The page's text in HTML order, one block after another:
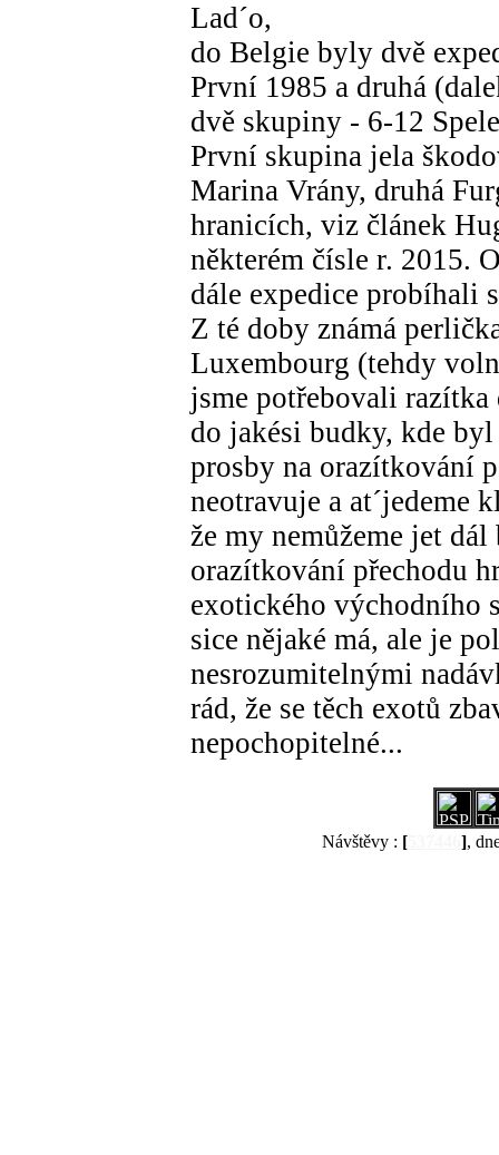
Lad´o,
do Belgie byly dvě
První 1985 a druhá
dvě skupiny - 6-12
První skupina jela
Marina Vrány, druhá
hranicích, viz článek
některém čísle r. 2015.
dále expedice probíhali
Z té doby známá
Luxembourg (tehdy
jsme potřebovali razítka
do jakési budky, kde
prosby na orazítkování
neotravuje a at´jedeme
že my nemůžeme jet
orazítkování přechodu
exotického východního
sice nějaké má, ale je
nesrozumitelnými
rád, že se těch exotů
nepochopitelné...
Návštěvy : [537446 ],